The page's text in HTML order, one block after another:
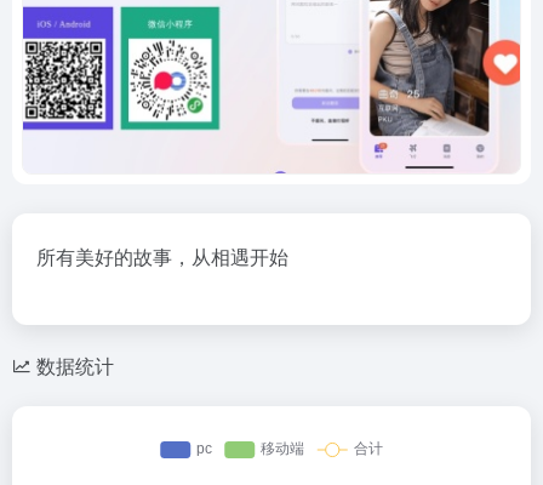
所有美好的故事，从相遇开始
数据统计